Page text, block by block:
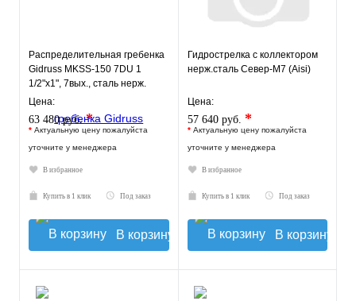
Распределительная гребенка
Gidruss MKSS-150 7DU 1
1/2"х1", 7вых., сталь нерж.
Цена:
63 480 руб.*
* Актуальную цену пожалуйста
уточните у менеджера
В избранное
Купить в 1 клик Под заказ
В корзину
Гидрострелка с коллектором
нерж.сталь Север-М7 (Aisi)
Цена:
57 640 руб. *
* Актуальную цену пожалуйста
уточните у менеджера
В избранное
Купить в 1 клик Под заказ
В корзину